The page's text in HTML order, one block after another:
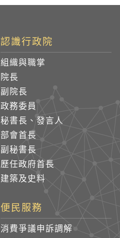
認識行政院
組織與職掌
院長
副院長
政務委員
秘書長、發言人
部會首長
副秘書長
歷任政府首長
建築及史料
便民服務
消費爭議申訴調解